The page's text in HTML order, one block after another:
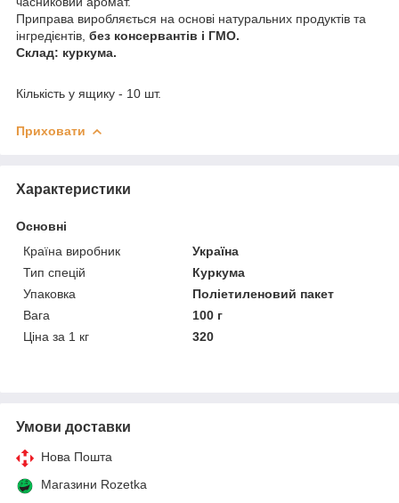
Приправа виробляється на основі натуральних продуктів та
інгредієнтів, без консервантів і ГМО.
Склад: куркума.
Кількість у ящику - 10 шт.
Приховати
Характеристики
Основні
Країна виробник
Україна
Тип спецій
Куркума
Упаковка
Поліетиленовий пакет
Вага
100 г
Ціна за 1 кг
320
Умови доставки
Нова Пошта
Магазини Rozetka